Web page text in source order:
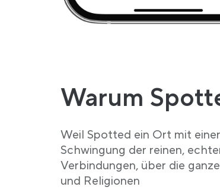
Warum
Weil Spotted ein Ort mit
Schwingung der reinen,
Verbindungen, über die
und Religionen